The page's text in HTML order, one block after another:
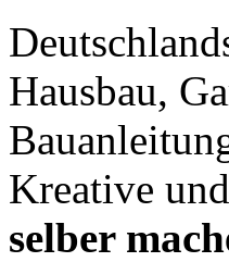
Hausbau,
Kreative
selber